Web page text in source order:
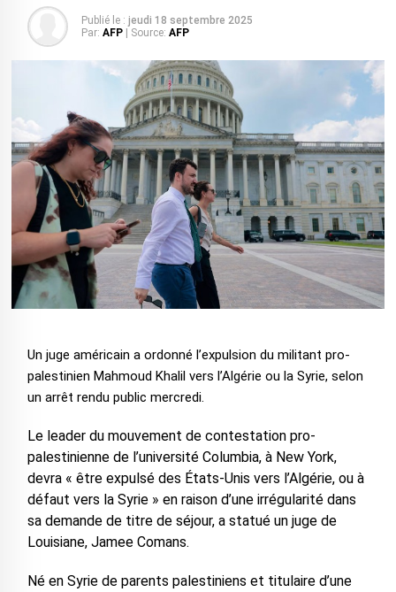
Publié le : jeudi 18 septembre 2025
Par: AFP | Source: AFP
Un juge américain a ordonné l’expulsion du militant pro-
palestinien Mahmoud Khalil vers l’Algérie ou la Syrie, selon
un arrêt rendu public mercredi.
Le leader du mouvement de contestation pro-
palestinienne de l’université Columbia, à New York,
devra « être expulsé des États-Unis vers l’Algérie, ou à
défaut vers la Syrie » en raison d’une irrégularité dans
sa demande de titre de séjour, a statué un juge de
Louisiane, Jamee Comans.
Né en Syrie de parents palestiniens et titulaire d’une